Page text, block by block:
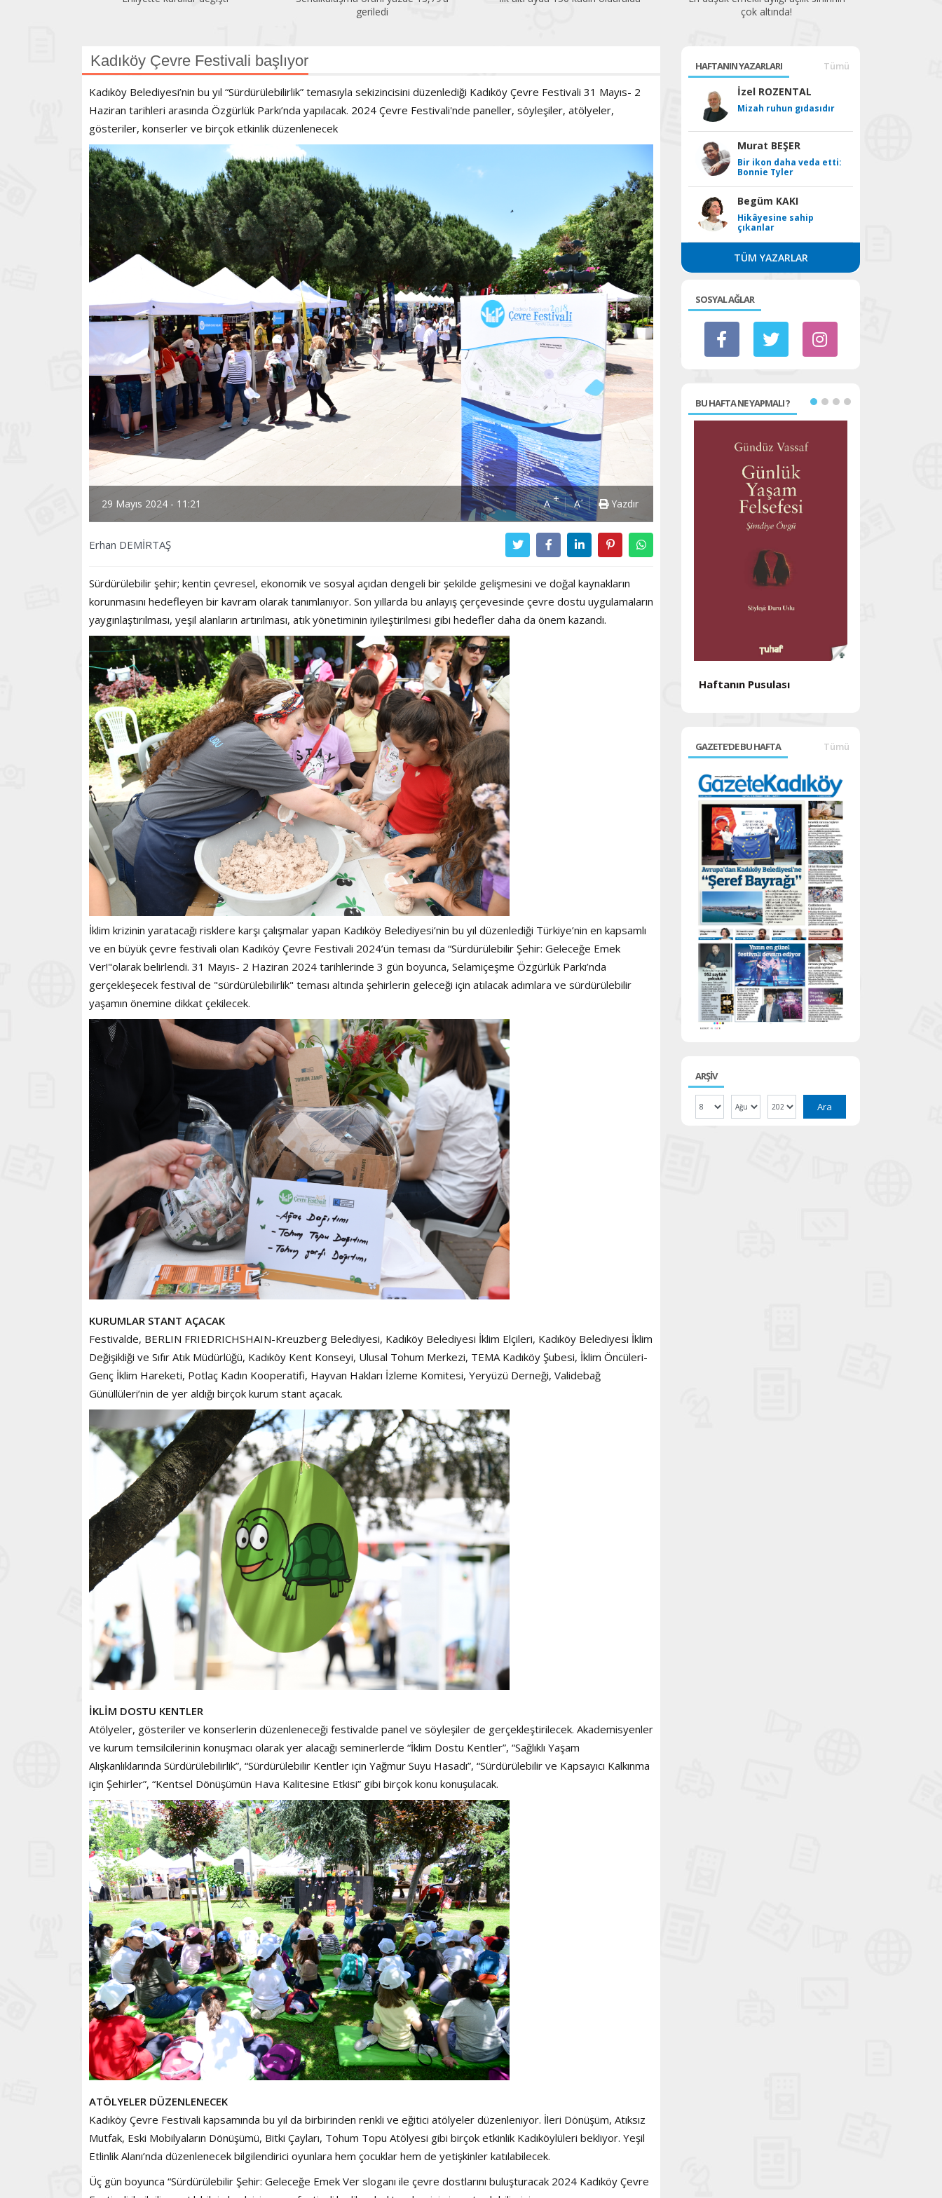
Kadıköy Çevre Festivali başlıyor
Kadıköy Belediyesi’nin bu yıl “Sürdürülebilirlik” temasıyla sekizincisini düzenlediği Kadıköy Çevre Festivali 31 Mayıs- 2
Haziran tarihleri arasında Özgürlük Parkı’nda yapılacak. 2024 Çevre Festivali'nde paneller, söyleşiler, atölyeler,
gösteriler, konserler ve birçok etkinlik düzenlenecek
29 Mayıs 2024 - 11:21 A+ A- Yazdır
Erhan DEMİRTAŞ
Sürdürülebilir şehir; kentin çevresel, ekonomik ve sosyal açıdan dengeli bir şekilde gelişmesini ve doğal kaynakların
korunmasını hedefleyen bir kavram olarak tanımlanıyor. Son yıllarda bu anlayış çerçevesinde çevre dostu uygulamaların
yaygınlaştırılması, yeşil alanların artırılması, atık yönetiminin iyileştirilmesi gibi hedefler daha da önem kazandı.
İklim krizinin yaratacağı risklere karşı çalışmalar yapan Kadıköy Belediyesi’nin bu yıl düzenlediği Türkiye’nin en kapsamlı
ve en büyük çevre festivali olan Kadıköy Çevre Festivali 2024’ün teması da “Sürdürülebilir Şehir: Geleceğe Emek
Ver!"olarak belirlendi. 31 Mayıs- 2 Haziran 2024 tarihlerinde 3 gün boyunca, Selamiçeşme Özgürlük Parkı’nda
gerçekleşecek festival de "sürdürülebilirlik" teması altında şehirlerin geleceği için atılacak adımlara ve sürdürülebilir
yaşamın önemine dikkat çekilecek.
KURUMLAR STANT AÇACAK
Festivalde, BERLIN FRIEDRICHSHAIN-Kreuzberg Belediyesi, Kadıköy Belediyesi İklim Elçileri, Kadıköy Belediyesi İklim
Değişikliği ve Sıfır Atık Müdürlüğü, Kadıköy Kent Konseyi, Ulusal Tohum Merkezi, TEMA Kadıköy Şubesi, İklim Öncüleri-
Genç İklim Hareketi, Potlaç Kadın Kooperatifi, Hayvan Hakları İzleme Komitesi, Yeryüzü Derneği, Validebağ
Günüllüleri’nin de yer aldığı birçok kurum stant açacak.
İKLİM DOSTU KENTLER
Atölyeler, gösteriler ve konserlerin düzenleneceği festivalde panel ve söyleşiler de gerçekleştirilecek. Akademisyenler
ve kurum temsilcilerinin konuşmacı olarak yer alacağı seminerlerde “İklim Dostu Kentler”, “Sağlıklı Yaşam
Alışkanlıklarında Sürdürülebilirlik”, “Sürdürülebilir Kentler için Yağmur Suyu Hasadı”, “Sürdürülebilir ve Kapsayıcı Kalkınma
için Şehirler”, “Kentsel Dönüşümün Hava Kalitesine Etkisi” gibi birçok konu konuşulacak.
ATÖLYELER DÜZENLENECEK
Kadıköy Çevre Festivali kapsamında bu yıl da birbirinden renkli ve eğitici atölyeler düzenleniyor. İleri Dönüşüm, Atıksız
Mutfak, Eski Mobilyaların Dönüşümü, Bitki Çayları, Tohum Topu Atölyesi gibi birçok etkinlik Kadıköylüleri bekliyor. Yeşil
Etlinlik Alanı’nda düzenlenecek bilgilendirici oyunlara hem çocuklar hem de yetişkinler katılabilecek.
Üç gün boyunca “Sürdürülebilir Şehir: Geleceğe Emek Ver sloganı ile çevre dostlarını buluşturacak 2024 Kadıköy Çevre
HAFTANIN YAZARLARI Tümü
İzel ROZENTAL
Mizah ruhun gıdasıdır
Murat BEŞER
Bir ikon daha veda etti:
Bonnie Tyler
Begüm KAKI
Hikâyesine sahip
çıkanlar
TÜM YAZARLAR
SOSYAL AĞLAR
BU HAFTA NE YAPMALI ?
Haftanın Sinevizyonu
Haftanın Pusulası
GAZETE'DE BU HAFTA Tümü
ARŞİV
Ara